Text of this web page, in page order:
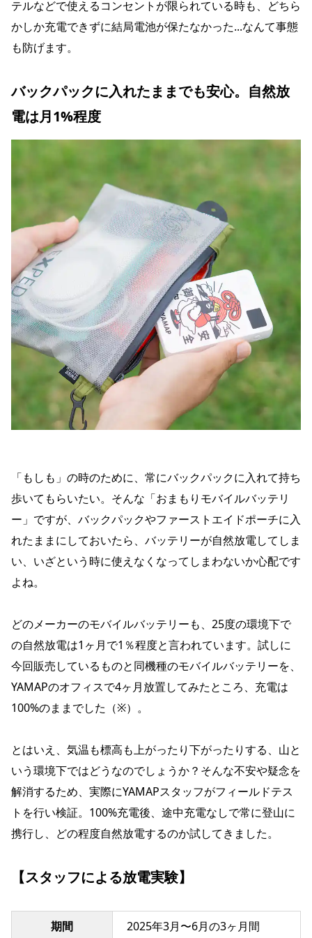
テルなどで使えるコンセントが限られている時も、どちら
かしか充電できずに結局電池が保たなかった...なんて事態
も防げます。
バックパックに入れたままでも安心。自然放
電は月1%程度
「もしも」の時のために、常にバックパックに入れて持ち
歩いてもらいたい。そんな「おまもりモバイルバッテリ
ー」ですが、バックパックやファーストエイドポーチに入
れたままにしておいたら、バッテリーが自然放電してしま
い、いざという時に使えなくなってしまわないか心配です
よね。
どのメーカーのモバイルバッテリーも、25度の環境下で
の自然放電は1ヶ月で1％程度と言われています。試しに
今回販売しているものと同機種のモバイルバッテリーを、
YAMAPのオフィスで4ヶ月放置してみたところ、充電は
100%のままでした（※）。
とはいえ、気温も標高も上がったり下がったりする、山と
いう環境下ではどうなのでしょうか？そんな不安や疑念を
解消するため、実際にYAMAPスタッフがフィールドテス
トを行い検証。100%充電後、途中充電なしで常に登山に
携行し、どの程度自然放電するのか試してきました。
【スタッフによる放電実験】
期間 2025年3月〜6月の3ヶ月間